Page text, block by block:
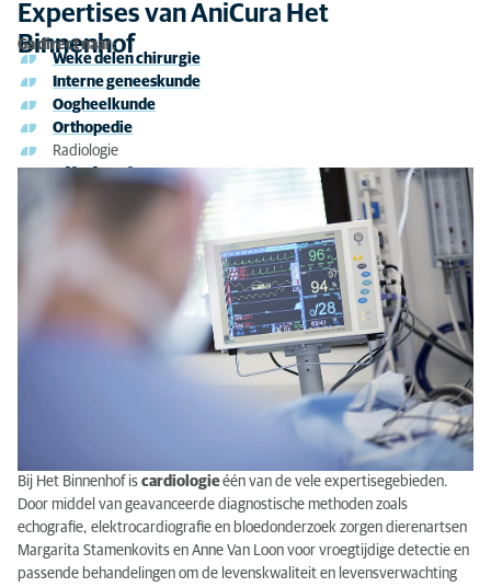
Expertises van AniCura Het Binnenhof
Cardiologie
Dermatologie
Minimaal invasieve chirurgie en geavanceerde
endoscopie
Tandheelkunde
Preventieve zorgen
Expertises van AniCura Het
Binnenhof
Ga direct naar:
Weke delen chirurgie
Interne geneeskunde
Oogheelkunde
Orthopedie
Radiologie
Cardiologie
Bij Het Binnenhof is cardiologieéén van de vele expertisegebieden.
Door middel van geavanceerde diagnostische methoden zoals
echografie, elektrocardiografie en bloedonderzoek zorgen dierenartsen
Margarita Stamenkovits en Anne Van Loon voor vroegtijdige detectie en
passende behandelingen om de levenskwaliteit en levensverwachting